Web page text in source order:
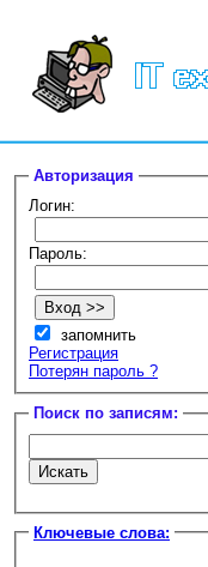
Авторизация
Логин:
Пароль:
запомнить
Регистрация
Потерян пароль ?
Поиск по записям:
Ключевые слова: